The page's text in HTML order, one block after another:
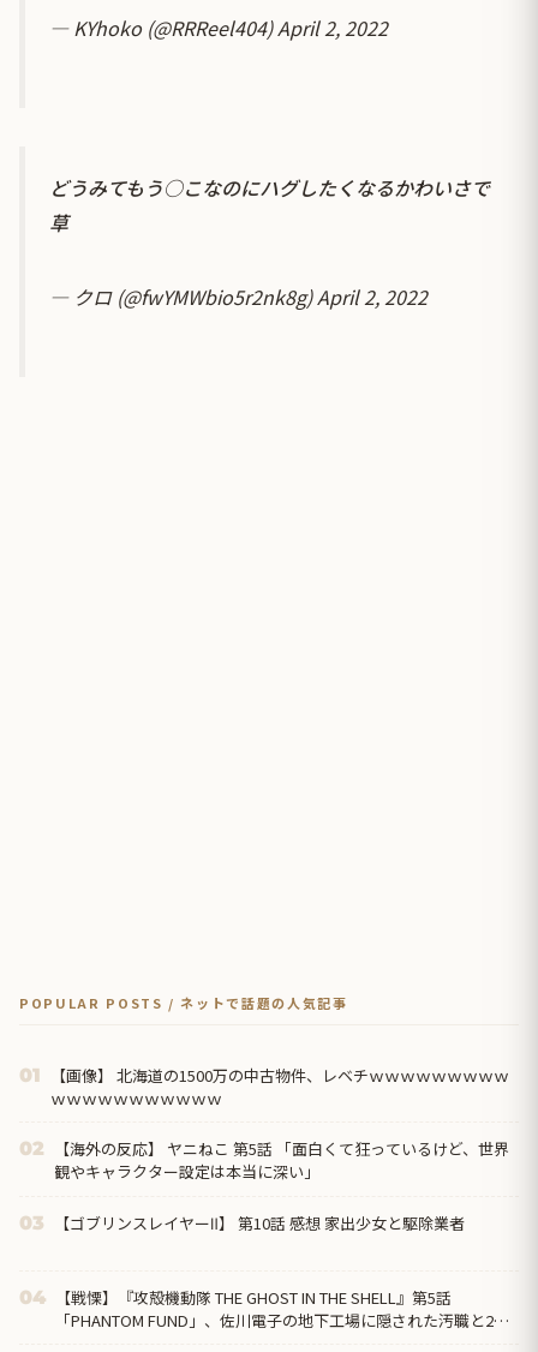
— KYhoko (@RRReel404)April 2, 2022
どうみてもう○こなのにハグしたくなるかわいさで
草
— クロ (@fwYMWbio5r2nk8g)April 2, 2022
POPULAR POSTS / ネットで話題の人気記事
01
【画像】 北海道の1500万の中古物件、レベチｗｗｗｗｗｗｗｗｗ
ｗｗｗｗｗｗｗｗｗｗｗ
02
【海外の反応】 ヤニねこ 第5話 「面白くて狂っているけど、世界
観やキャラクター設定は本当に深い」
03 【ゴブリンスレイヤーⅡ】 第10話 感想 家出少女と駆除業者
04
【戦慄】『攻殻機動隊 THE GHOST IN THE SHELL』第5話
「PHANTOM FUND」、佐川電子の地下工場に隠された汚職と2週